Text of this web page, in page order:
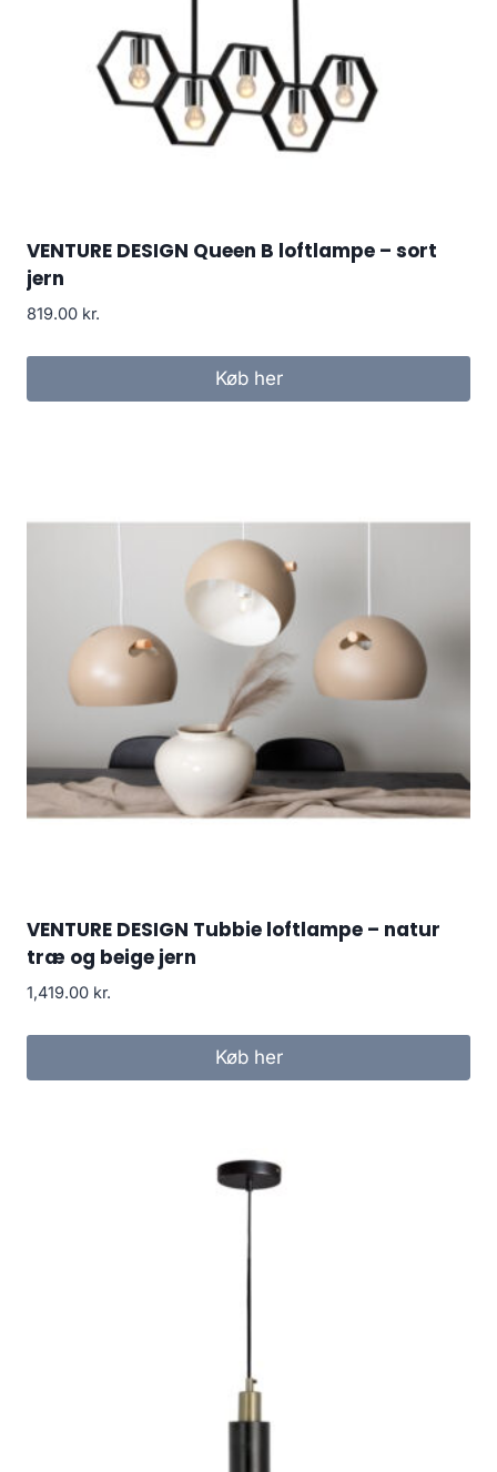
VENTURE DESIGN Queen B loftlampe – sort
jern
819.00 kr.
Køb her
VENTURE DESIGN Tubbie loftlampe – natur
træ og beige jern
1,419.00 kr.
Køb her